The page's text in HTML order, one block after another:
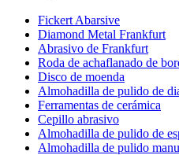
Fickert Abarsive
Diamond Metal Frankfurt
Abrasivo de Frankfurt
Roda de achaflanado de
Disco de moenda
Almohadilla de pulido de
Ferramentas de cerámica
Cepillo abrasivo
Almohadilla de pulido de
Almohadilla de pulido